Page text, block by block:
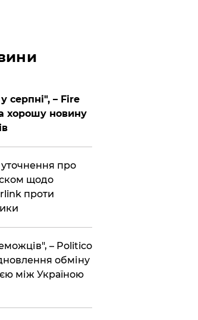
серпні", – Fire
хорошу новину
про
щодо
проти
– Politico
обміну
між Україною